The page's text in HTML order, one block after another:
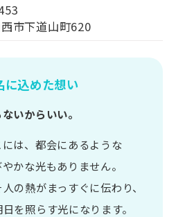
市下道山町620
に込めた想い
いからいい。
は、​都会に​あるような​
かな​光も​ありません。​
人の​熱が​まっすぐに​伝わり、
を​照らす光に​なります。